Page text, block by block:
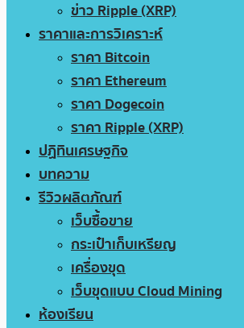
ข่าว Ripple (XRP)
ราคาและการวิเคราะห์
ราคา Bitcoin
ราคา Ethereum
ราคา Dogecoin
ราคา Ripple (XRP)
ปฏิทินเศรษฐกิจ
บทความ
รีวิวผลิตภัณฑ์
เว็บซื้อขาย
กระเป๋าเก็บเหรียญ
เครื่องขุด
เว็บขุดแบบ Cloud Mining
ห้องเรียน